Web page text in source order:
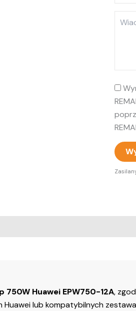
750W Huawei EPW750-12A,
lub kompatybilnych